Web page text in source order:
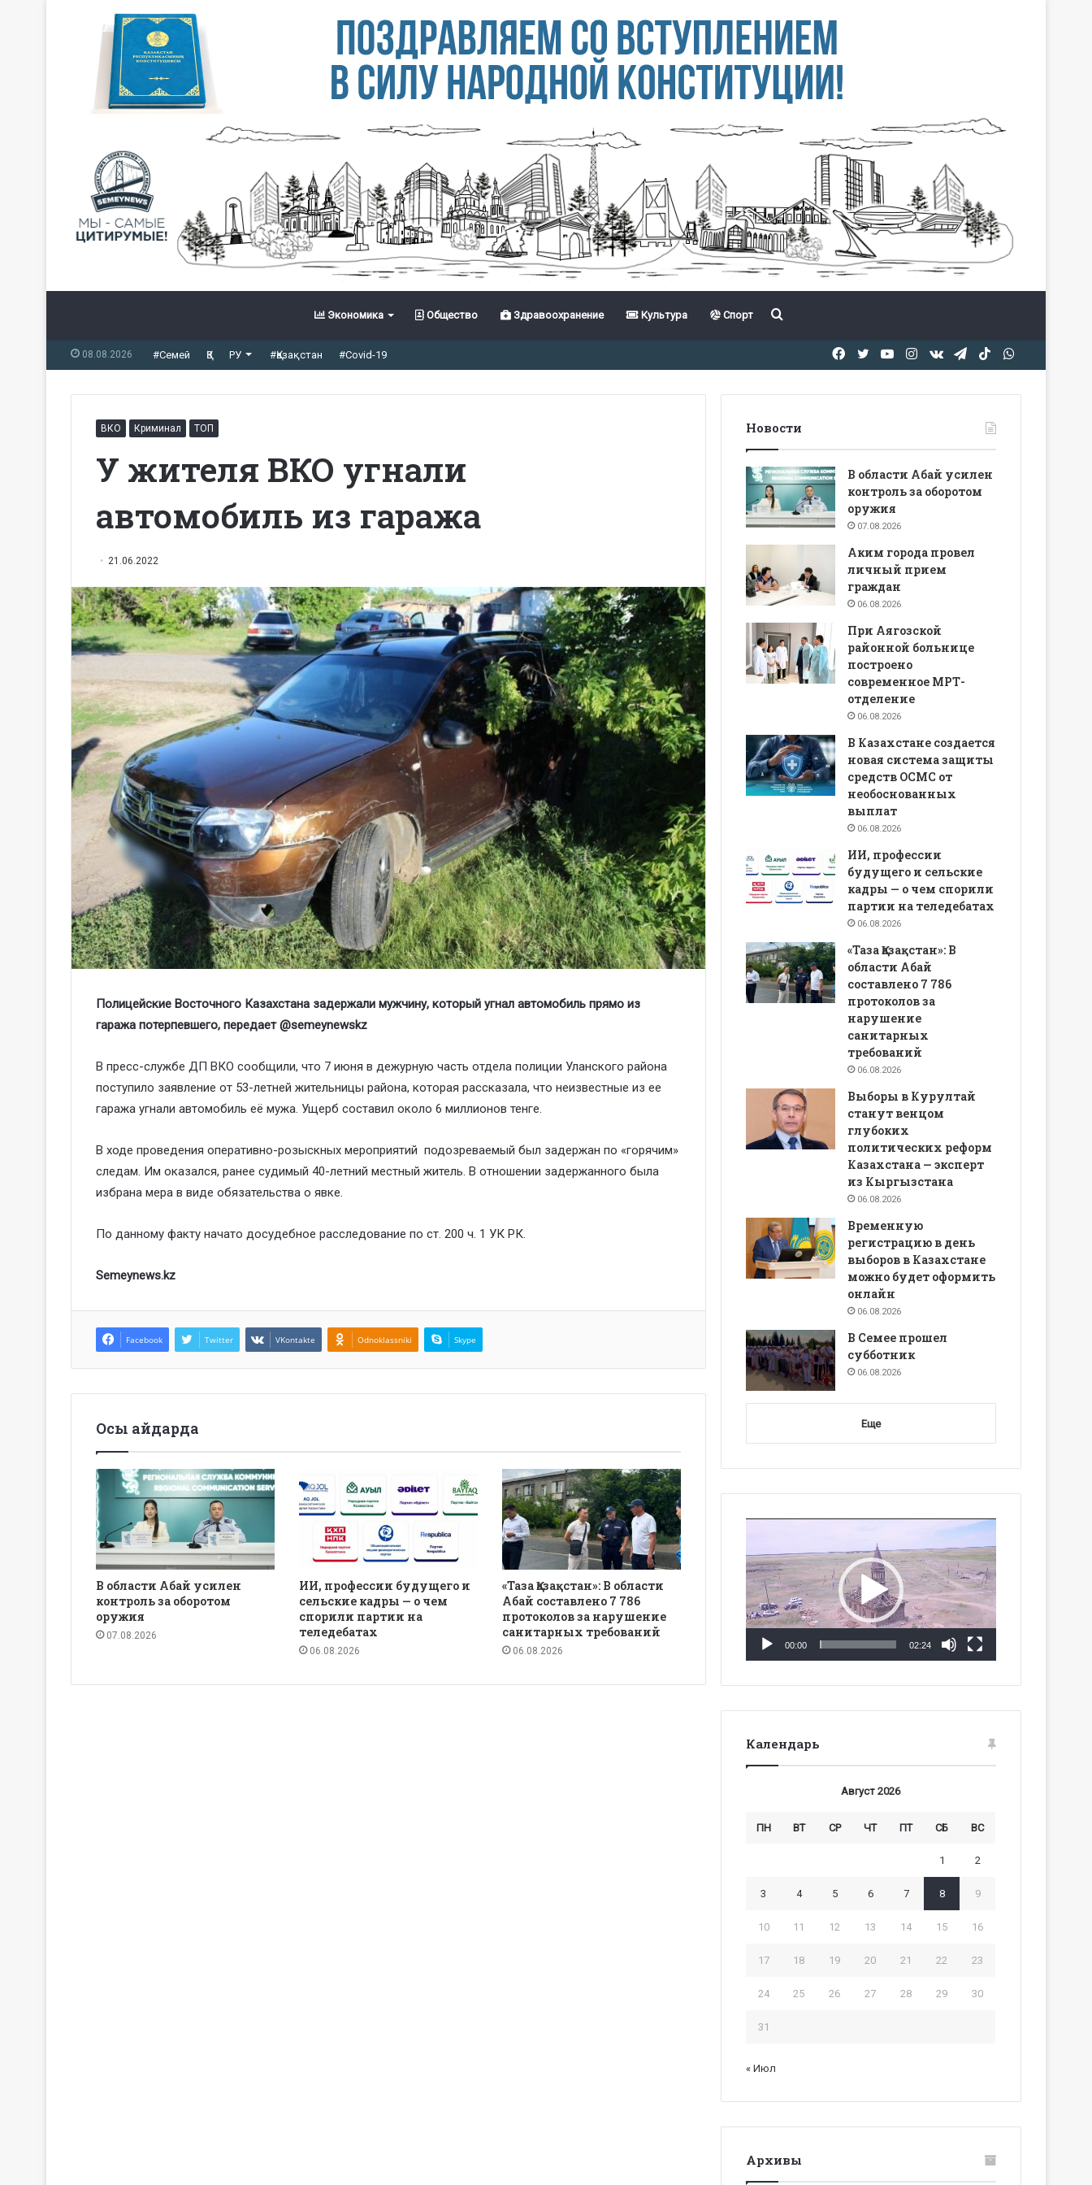
Экономика Общество Здравоохранение Культура Спорт Іздеу
08.08.2026 #Семей ҚЗ РУ #Қазақстан #Covid-19 TikTok
Telegram
vk.com
Instagram
YouTube
Twitter
Facebook
ВКО Криминал ТОП
У жителя ВКО угнали
автомобиль из гаража
21.06.2022
Полицейские Восточного Казахстана задержали мужчину, который угнал автомобиль прямо из
гаража потерпевшего, передает@semeynewskz
В пресс-службе ДП ВКО сообщили, что 7 июня в дежурную часть отдела полиции Уланского района
поступило заявление от 53-летней жительницы района, которая рассказала, что неизвестные из ее
гаража угнали автомобиль её мужа. Ущерб составил около 6 миллионов тенге.
B ходе проведения оперативно-розыскных мероприятий подозреваемый был задержан по «горячим»
следам. Им оказался, ранее судимый 40-летний местный житель. B отношении задержанного была
избрана мера в виде обязательства о явке.
По данному факту начато досудебное расследование по ст. 200 ч. 1 УК РК.
Semeynews.kz
Facebook Twitter VKontakte Odnoklassniki Skype
Осы айдарда
В области Абай усилен
контроль за оборотом
оружия
07.08.2026
ИИ, профессии будущего и
сельские кадры — о чем
спорили партии на
теледебатах
06.08.2026
«Таза Қазақстан»: В области
Абай составлено 7 786
протоколов за нарушение
санитарных требований
06.08.2026
Новости
В области Абай усилен
контроль за оборотом
оружия
07.08.2026
Аким города провел
личный прием
граждан
06.08.2026
При Аягозской
районной больнице
построено
современное МРТ-
отделение
06.08.2026
В Казахстане создается
новая система защиты
средств ОСМС от
необоснованных
выплат
06.08.2026
ИИ, профессии
будущего и сельские
кадры — о чем спорили
партии на теледебатах
06.08.2026
«Таза Қазақстан»: В
области Абай
составлено 7 786
протоколов за
нарушение
санитарных
требований
06.08.2026
Выборы в Курултай
станут венцом
глубоких
политических реформ
Казахстана — эксперт
из Кыргызстана
06.08.2026
Временную
регистрацию в день
выборов в Казахстане
можно будет оформить
онлайн
06.08.2026
В Семее прошел
субботник
06.08.2026
Еще
00:00 02:24
Календарь
Август 2026
ПН ВТ СР ЧТ ПТ СБ ВС
1 2
3 4 5 6 7 8 9
10 11 12 13 14 15 16
17 18 19 20 21 22 23
24 25 26 27 28 29 30
31
« Июл
Архивы